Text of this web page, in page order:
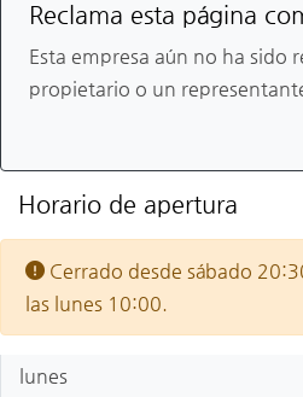
Reclama esta página
Esta empresa aún no ha sido
propietario o un
Horario de apertura
Cerrado desde sábado
las lunes 10:00.
lunes